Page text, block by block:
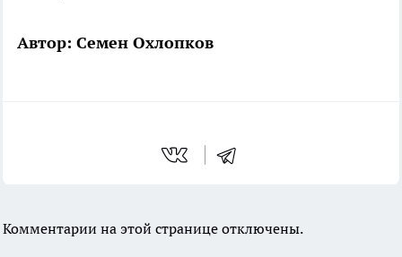
Автор: Семен Охлопков
Комментарии на этой странице отключены.